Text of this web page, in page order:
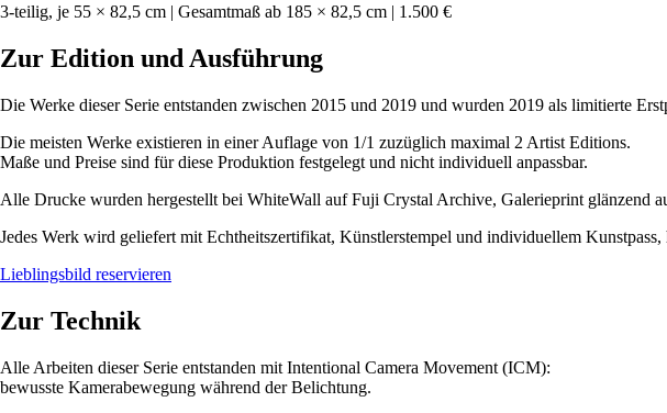
3-teilig, je 55 × 82,5 cm | Gesamtmaß ab 185 × 82,5 cm | 1.500 €
Zur Edition und Ausführung
Die Werke dieser Serie entstanden zwischen 2015 und 2019 und wurden 2019 als limitierte
Die meisten Werke existieren in einer Auflage von 1/1 zuzüglich maximal 2 Artist Editions.
Maße und Preise sind für diese Produktion festgelegt und nicht individuell anpassbar.
Alle Drucke wurden hergestellt bei WhiteWall auf Fuji Crystal Archive, Galerieprint glänzend
Jedes Werk wird geliefert mit Echtheitszertifikat, Künstlerstempel und individuellem
Lieblingsbild reservieren
Zur Technik
Alle Arbeiten dieser Serie entstanden mit Intentional Camera Movement (ICM):
bewusste Kamerabewegung während der Belichtung.